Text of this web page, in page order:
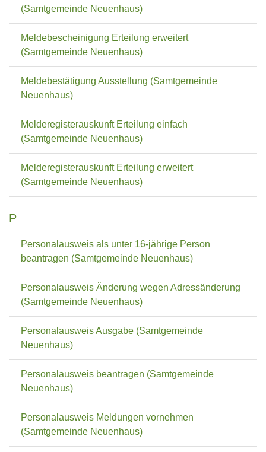
(Samtgemeinde Neuenhaus)
Meldebescheinigung Erteilung erweitert
(Samtgemeinde Neuenhaus)
Meldebestätigung Ausstellung (Samtgemeinde
Neuenhaus)
Melderegisterauskunft Erteilung einfach
(Samtgemeinde Neuenhaus)
Melderegisterauskunft Erteilung erweitert
(Samtgemeinde Neuenhaus)
P
Personalausweis als unter 16-jährige Person
beantragen (Samtgemeinde Neuenhaus)
Personalausweis Änderung wegen Adressänderung
(Samtgemeinde Neuenhaus)
Personalausweis Ausgabe (Samtgemeinde
Neuenhaus)
Personalausweis beantragen (Samtgemeinde
Neuenhaus)
Personalausweis Meldungen vornehmen
(Samtgemeinde Neuenhaus)